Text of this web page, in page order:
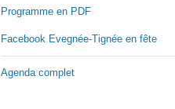
Programme en PDF
Facebook Evegnée-Tignée en fête
Agenda complet